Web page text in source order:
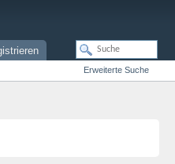
Erweiterte Suche